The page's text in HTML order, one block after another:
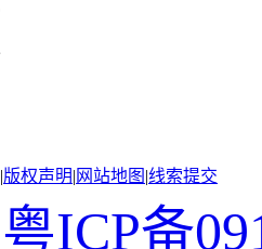
|版权声明| 网站地图 |线索提交
粤ICP备